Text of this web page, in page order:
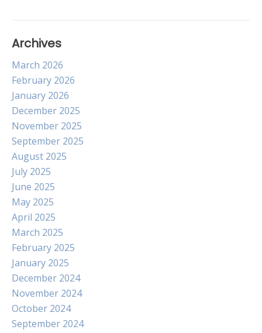
Archives
March 2026
February 2026
January 2026
December 2025
November 2025
September 2025
August 2025
July 2025
June 2025
May 2025
April 2025
March 2025
February 2025
January 2025
December 2024
November 2024
October 2024
September 2024